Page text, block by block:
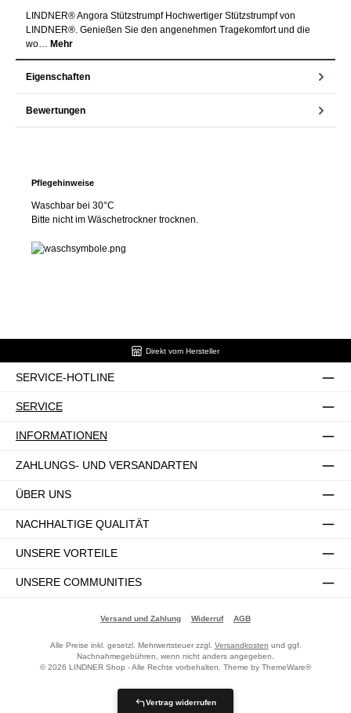
LINDNER® Angora Stützstrumpf Hochwertiger Stützstrumpf von
LINDNER®. Genießen Sie den angenehmen Tragekomfort und die
wo… Mehr
Eigenschaften
Bewertungen
Pflegehinweise
Waschbar bei 30°C
Bitte nicht im Wäschetrockner trocknen.
Direkt vom Hersteller
SERVICE-HOTLINE
SERVICE
INFORMATIONEN
ZAHLUNGS- UND VERSANDARTEN
ÜBER UNS
NACHHALTIGE QUALITÄT
UNSERE VORTEILE
UNSERE COMMUNITIES
Versand und Zahlung Widerruf AGB
Alle Preise inkl. gesetzl. Mehrwertsteuer zzgl. Versandkosten und ggf.
Nachnahmegebühren, wenn nicht anders angegeben.
© 2026 LINDNER Shop - Alle Rechte vorbehalten. Theme by ThemeWare®
Vertrag widerrufen